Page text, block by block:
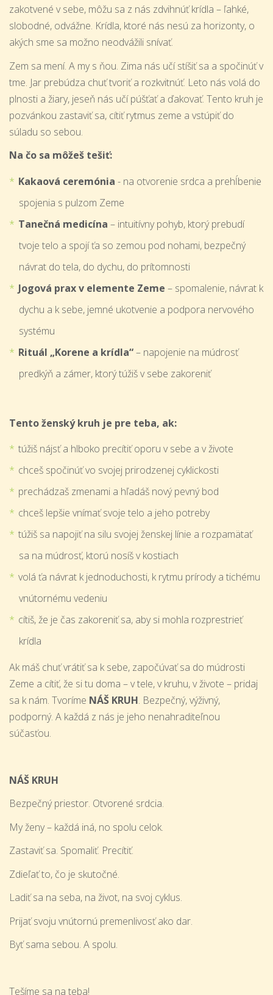
zakotvené v sebe, môžu sa z nás zdvihnúť krídla – ľahké,
slobodné, odvážne. Krídla, ktoré nás nesú za horizonty, o
akých sme sa možno neodvážili snívať.
Zem sa mení. A my s ňou. Zima nás učí stíšiť sa a spočinúť v
tme. Jar prebúdza chuť tvoriť a rozkvitnúť. Leto nás volá do
plnosti a žiary, jeseň nás učí púšťať a ďakovať. Tento kruh je
pozvánkou zastaviť sa, cítiť rytmus zeme a vstúpiť do
súladu so sebou.
Na čo sa môžeš tešiť:
Kakaová ceremónia - na otvorenie srdca a prehĺbenie
spojenia s pulzom Zeme
Tanečná medicína – intuitívny pohyb, ktorý prebudí
tvoje telo a spojí ťa so zemou pod nohami, bezpečný
návrat do tela, do dychu, do prítomnosti
Jogová prax v elemente Zeme – spomalenie, návrat k
dychu a k sebe, jemné ukotvenie a podpora nervového
systému
Rituál „Korene a krídla“– napojenie na múdrosť
predkýň a zámer, ktorý túžiš v sebe zakoreniť
Tento ženský kruh je pre teba, ak:
túžiš nájsť a hlboko precítiť oporu v sebe a v živote
chceš spočinúť vo svojej prirodzenej cyklickosti
prechádzaš zmenami a hľadáš nový pevný bod
chceš lepšie vnímať svoje telo a jeho potreby
túžiš sa napojiť na silu svojej ženskej línie a rozpamätať
sa na múdrosť, ktorú nosíš v kostiach
volá ťa návrat k jednoduchosti, k rytmu prírody a tichému
vnútornému vedeniu
cítiš, že je čas zakoreniť sa, aby si mohla rozprestrieť
krídla
Ak máš chuť vrátiť sa k sebe, započúvať sa do múdrosti
Zeme a cítiť, že si tu doma – v tele, v kruhu, v živote – pridaj
sa k nám. Tvoríme NÁŠ KRUH. Bezpečný, výživný,
podporný. A každá z nás je jeho nenahraditeľnou
súčasťou.
NÁŠ KRUH
Bezpečný priestor. Otvorené srdcia.
My ženy – každá iná, no spolu celok.
Zastaviť sa. Spomaliť. Precítiť.
Zdieľať to, čo je skutočné.
Ladiť sa na seba, na život, na svoj cyklus.
Prijať svoju vnútornú premenlivosť ako dar.
Byť sama sebou. A spolu.
Tešíme sa na teba!